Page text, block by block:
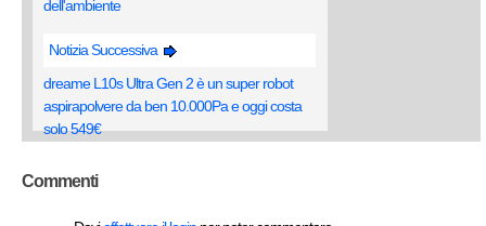
dell'ambiente
Notizia Successiva
dreame L10s Ultra Gen 2 è un super robot
aspirapolvere da ben 10.000Pa e oggi costa
solo 549€
Commenti